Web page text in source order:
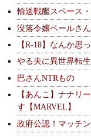
輸送戦艦スペース
没落令嬢ベールさ
【R-18】なんか思
やる夫に異世界転
巴さんNTRもの
【あんこ】ナナリ
す【MARVEL】
政府公認！マッチ